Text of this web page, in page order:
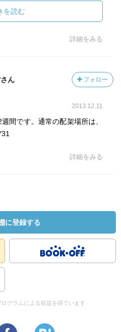
。彼の記号論が、広い意味で
ていることはわかるのです
共著で展開されているような
うな関係にあるのかというこ
らいように感じます。
を読む
詳細をみる
ん フォロー
2013.12.11
間です。通常の配架場所は、
詳細をみる
に登録する
グラムによる収益を得ています